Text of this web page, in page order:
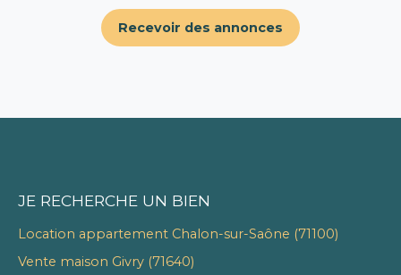
Recevoir des annonces
JE RECHERCHE UN BIEN
Location appartement Chalon-sur-Saône (71100)
Vente maison Givry (71640)